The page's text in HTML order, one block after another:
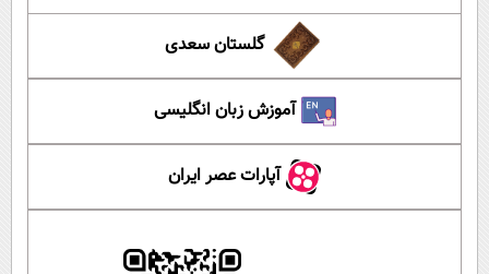
گلستان سعدی
آموزش زبان انگلیسی
آپارات عصر ایران